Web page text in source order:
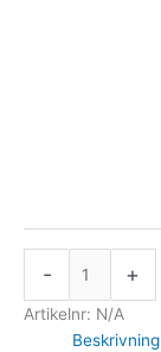
- +
Artikelnr: N/A
Beskrivning